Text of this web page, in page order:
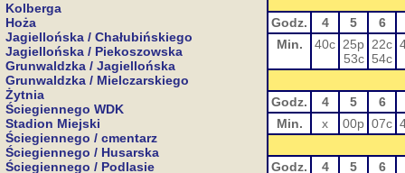
Kolberga
Hoża
Jagiellońska / Chałubińskiego
Jagiellońska / Piekoszowska
Grunwaldzka / Jagiellońska
Grunwaldzka / Mielczarskiego
Żytnia
Ściegiennego WDK
Stadion Miejski
Ściegiennego / cmentarz
Ściegiennego / Husarska
Ściegiennego / Podlasie
Godz. 4 5
6
Min.
40c 25p
53c
22c
54c
Godz. 4 5
6
Min.
x 00p 07c
Godz. 4 5
6